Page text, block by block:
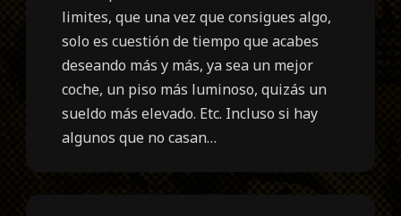
limites, que una vez que consigues algo,
solo es cuestión de tiempo que acabes
deseando más y más, ya sea un mejor
coche, un piso más luminoso, quizás un
sueldo más elevado. Etc. Incluso si hay
algunos que no casan…